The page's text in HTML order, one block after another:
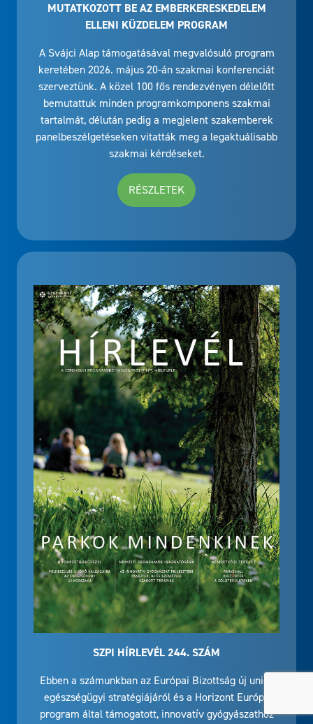
MUTATKOZOTT BE AZ EMBERKERESKEDELEM
ELLENI KÜZDELEM PROGRAM
A Svájci Alap támogatásával megvalósuló program
keretében 2026. május 20-án szakmai konferenciát
szerveztünk. A közel 100 fős rendezvényen délelőtt
bemutattuk minden programkomponens szakmai
tartalmát, délután pedig a megjelent szakemberek
panelbeszélgetéseken vitatták meg a legaktuálisabb
szakmai kérdéseket.
RÉSZLETEK
SZPI HÍRLEVÉL 244. SZÁM
Ebben a számunkban az Európai Bizottság új uniós
egészségügyi stratégiájáról és a Horizont Európa
program által támogatott, innovatív gyógyászathoz